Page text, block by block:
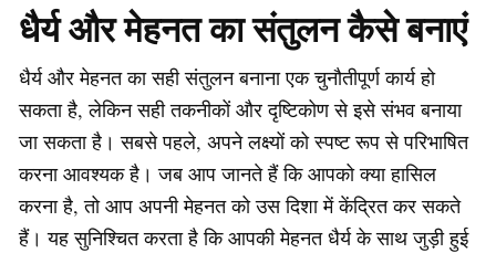
धैर्य और मेहनत का संतुलन कैसे बनाएं
धैर्य और मेहनत का सही संतुलन बनाना एक चुनौतीपूर्ण कार्य हो
सकता है, लेकिन सही तकनीकों और दृष्टिकोण से इसे संभव बनाया
जा सकता है। सबसे पहले, अपने लक्ष्यों को स्पष्ट रूप से परिभाषित
करना आवश्यक है। जब आप जानते हैं कि आपको क्या हासिल
करना है, तो आप अपनी मेहनत को उस दिशा में केंद्रित कर सकते
हैं। यह सुनिश्चित करता है कि आपकी मेहनत धैर्य के साथ जुड़ी हुई